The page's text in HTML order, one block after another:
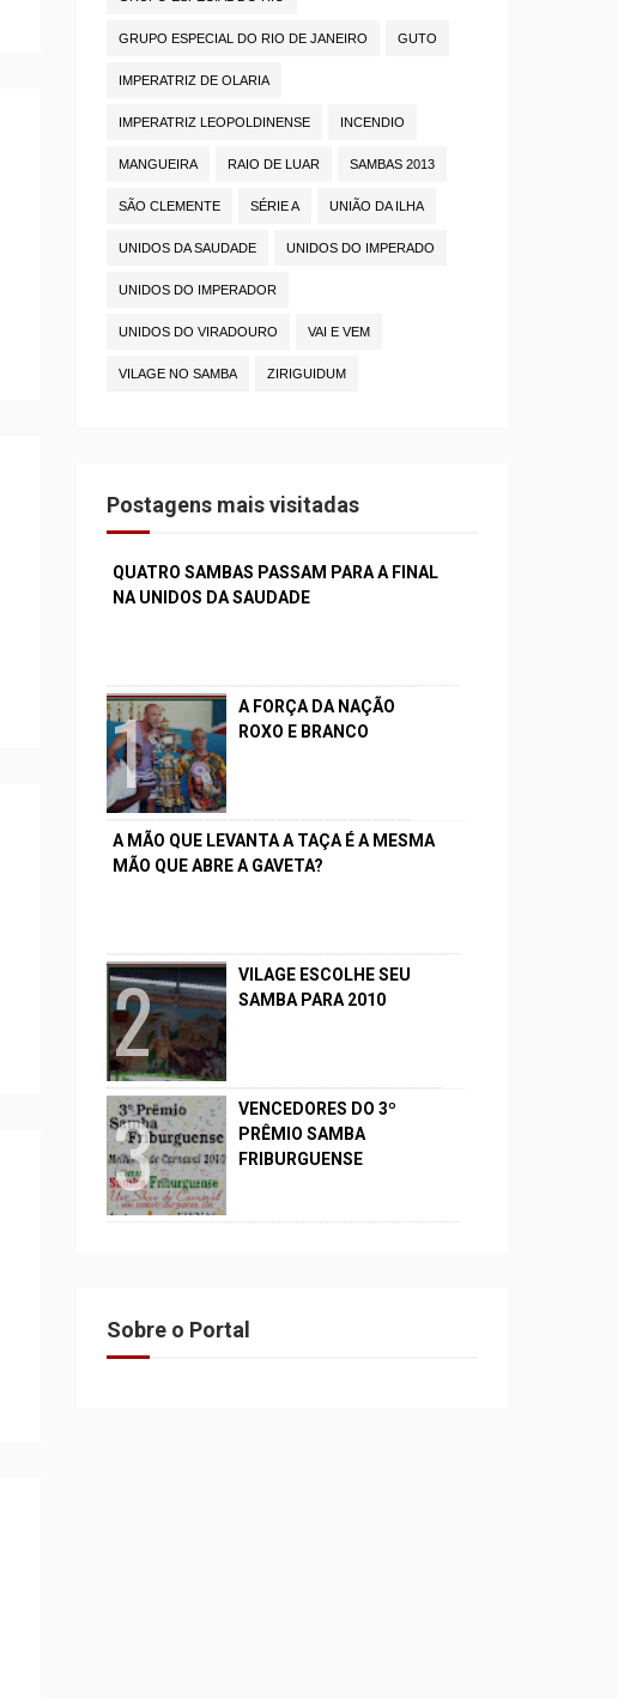
GRUPO ESPECIAL DO RIO DE JANEIRO GUTO
IMPERATRIZ DE OLARIA
IMPERATRIZ LEOPOLDINENSE INCENDIO
MANGUEIRA RAIO DE LUAR SAMBAS 2013
SÃO CLEMENTE SÉRIE A UNIÃO DA ILHA
UNIDOS DA SAUDADE UNIDOS DO IMPERADO
UNIDOS DO IMPERADOR
UNIDOS DO VIRADOURO VAI E VEM
VILAGE NO SAMBA ZIRIGUIDUM
Postagens mais visitadas
QUATRO SAMBAS PASSAM PARA A FINAL
NA UNIDOS DA SAUDADE
A FORÇA DA NAÇÃO
ROXO E BRANCO
A MÃO QUE LEVANTA A TAÇA É A MESMA
MÃO QUE ABRE A GAVETA?
VILAGE ESCOLHE SEU
SAMBA PARA 2010
VENCEDORES DO 3º
PRÊMIO SAMBA
FRIBURGUENSE
Sobre o Portal